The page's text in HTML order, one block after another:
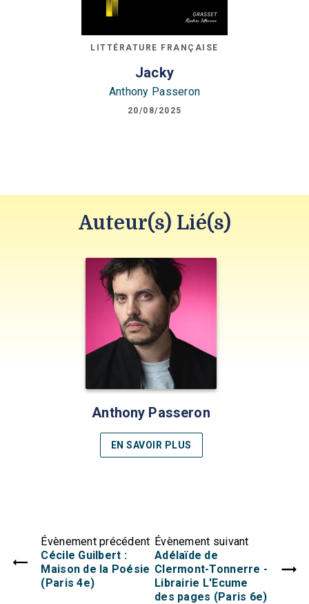
LITTÉRATURE FRANÇAISE
Jacky
Anthony Passeron
20/08/2025
Auteur(s) Lié(s)
Anthony Passeron
EN SAVOIR PLUS
Évènement précédent
Cécile Guilbert :
Maison de la Poésie
(Paris 4e)
Évènement suivant
Adélaïde de
Clermont-Tonnerre -
Librairie L'Ecume
des pages (Paris 6e)